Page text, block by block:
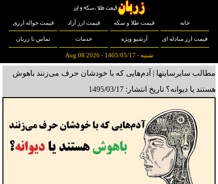
خانه قیمت طلا و سکه قیمت ارز آزاد قیمت حواله ارزی
قیمت ارز مبادله ای آرشیو ویژه خدمات تماس با زربان
شنبه - 1405/05/17 - Aug 08 2026
مطالب سایرسایتها | آدم‌هایی که با خودشان حرف می‌زنند باهوش
هستند یا دیوانه؟ تاریخ انتشار: 1495/03/17